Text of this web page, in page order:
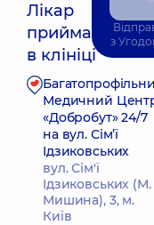
Лікар
приймає
в клініці
Медичний
«Добробут» 24/7
на вул. Сім’ї
Ідзиковських
вул. Сім'ї
Ідзиковських (М.
Мишина), 3, м.
Київ
з